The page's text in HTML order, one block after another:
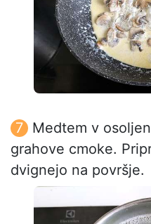
Medtem v
grahove cmoke.
dvignejo na površje.